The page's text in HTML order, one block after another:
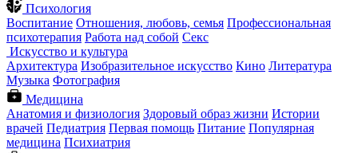
Психология
Воспитание Отношения, любовь, семья Профессиональная
психотерапия Работа над собой Секс
Искусство и культура
Архитектура Изобразительное искусство Кино Литература
Музыка Фотография
Медицина
Анатомия и физиология Здоровый образ жизни Истории
врачей Педиатрия Первая помощь Питание Популярная
медицина Психиатрия